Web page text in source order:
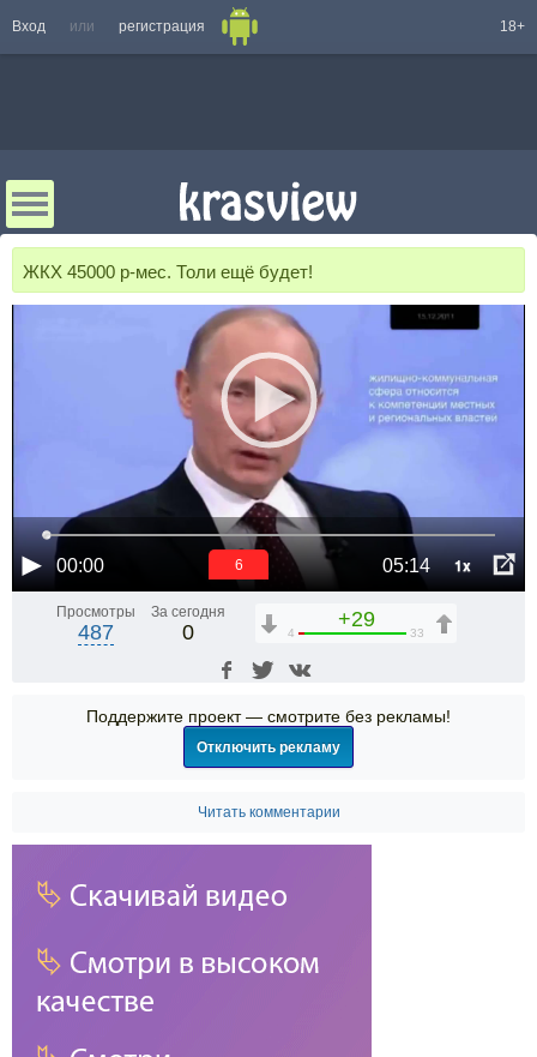
Вход или регистрация 18+
ЖКХ 45000 р-мес. Толи ещё будет!
00:00 05:14 1x
6
Просмотры
487
За сегодня
0
+29
4 33
Поддержите проект — смотрите без рекламы!
Отключить рекламу
Читать комментарии